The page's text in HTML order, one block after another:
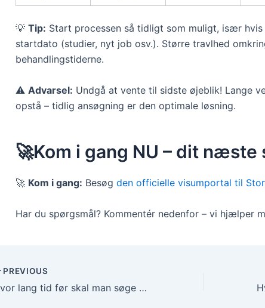
💡 Tip: Start processen så tidligt som muligt, især
startdato (studier, nyt job osv.). Større travlhed
behandlingstiderne.
⚠️ Advarsel: Undgå at vente til sidste øjeblik! Lange
opstå – tidlig ansøgning er den optimale løsning.
🚀Kom i gang NU – dit næste
🚀 Kom i gang: Besøg den officielle visumportal til
Har du spørgsmål? Kommentér nedenfor – vi hjælper
PREVIOUS
Hvor lang tid før skal man søge visum til Zimbabwe? 🇿🇼 (2025)